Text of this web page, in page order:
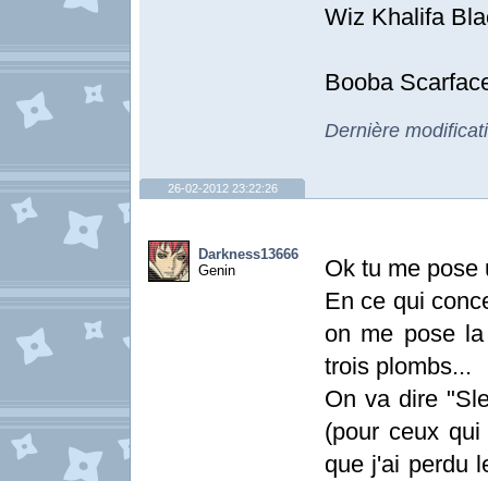
Wiz Khalifa
Booba
Dernière
26-02-2012 23:22:26
Darkness13666
Genin
Ok tu me pose
En ce qui
on me pose
trois plombs...
On va dire
(pour ceux
que j'ai perdu